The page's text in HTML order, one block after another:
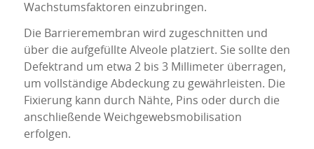
Wachstumsfaktoren einzubringen.
Die Barrieremembran wird zugeschnitten und
über die aufgefüllte Alveole platziert. Sie sollte den
Defektrand um etwa 2 bis 3 Millimeter überragen,
um vollständige Abdeckung zu gewährleisten. Die
Fixierung kann durch Nähte, Pins oder durch die
anschließende Weichgewebsmobilisation
erfolgen.